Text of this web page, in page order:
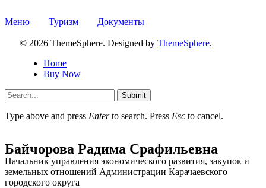
Меню Туризм Документы
© 2026 ThemeSphere. Designed by ThemeSphere.
Home
Buy Now
Submit
Type above and press Enterto search. Press Esc to cancel.
Администрация
Байчорова Радима Срафильевна
Начальник управления экономического развития, закупок и
земельных отношений Администрации Карачаевского
городского округа